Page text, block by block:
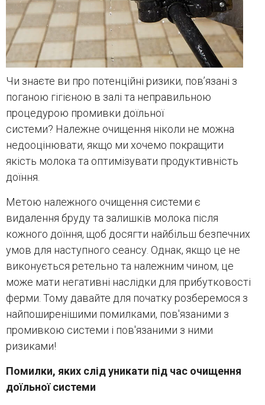
Чи знаєте ви про потенційні ризики, пов’язані з
поганою гігієною в залі та неправильною
процедурою промивки доїльної
системи? Належне очищення ніколи не можна
недооцінювати, якщо ми хочемо покращити
якість молока та оптимізувати продуктивність
доїння.
Метою належного очищення системи є
видалення бруду та залишків молока після
кожного доїння, щоб досягти найбільш безпечних
умов для наступного сеансу. Однак, якщо це не
виконується ретельно та належним чином, це
може мати негативні наслідки для прибутковості
ферми. Тому давайте для початку розберемося з
найпоширенішими помилками, пов'язаними з
промивкою системи і пов'язаними з ними
ризиками!
Помилки, яких слід уникати під час очищення
доїльної системи